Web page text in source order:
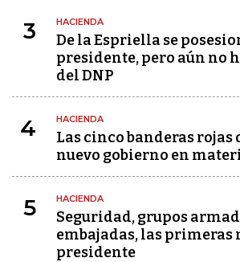
3 HACIENDA
De la Espriella se
presidente, pero aún no
del DNP
4 HACIENDA
Las cinco banderas rojas
nuevo gobierno en
5 HACIENDA
Seguridad, grupos
embajadas, las primeras
presidente